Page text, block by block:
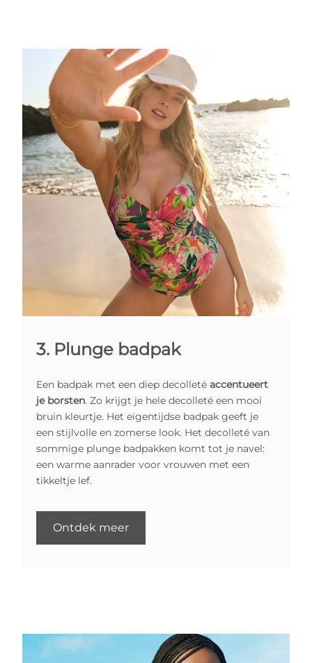
3. Plunge badpak
Een badpak met een diep decolleté accentueert
je borsten. Zo krijgt je hele decolleté een mooi
bruin kleurtje. Het eigentijdse badpak geeft je
een stijlvolle en zomerse look. Het decolleté van
sommige plunge badpakken komt tot je navel:
een warme aanrader voor vrouwen met een
tikkeltje lef.
Ontdek meer